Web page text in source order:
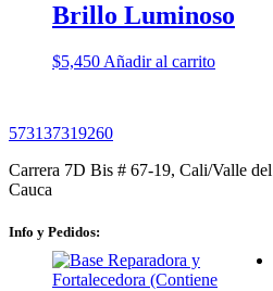
Brillo Luminoso
$5,450 Añadir al carrito
573137319260
Carrera 7D Bis # 67-19, Cali/Valle del
Cauca
Info y Pedidos: